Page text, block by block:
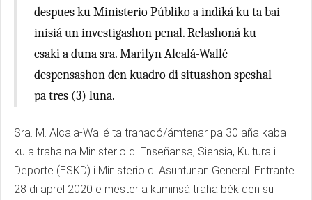
despues ku Ministerio Públiko a indiká ku ta bai
inisiá un investigashon penal. Relashoná ku
esaki a duna sra. Marilyn Alcalá-Wallé
despensashon den kuadro di situashon speshal
pa tres (3) luna.
Sra. M. Alcala-Wallé ta trahadó/ámtenar pa 30 aña kaba
ku a traha na Ministerio di Enseñansa, Siensia, Kultura i
Deporte (ESKD) i Ministerio di Asuntunan General. Entrante
28 di aprel 2020 e mester a kuminsá traha bèk den su